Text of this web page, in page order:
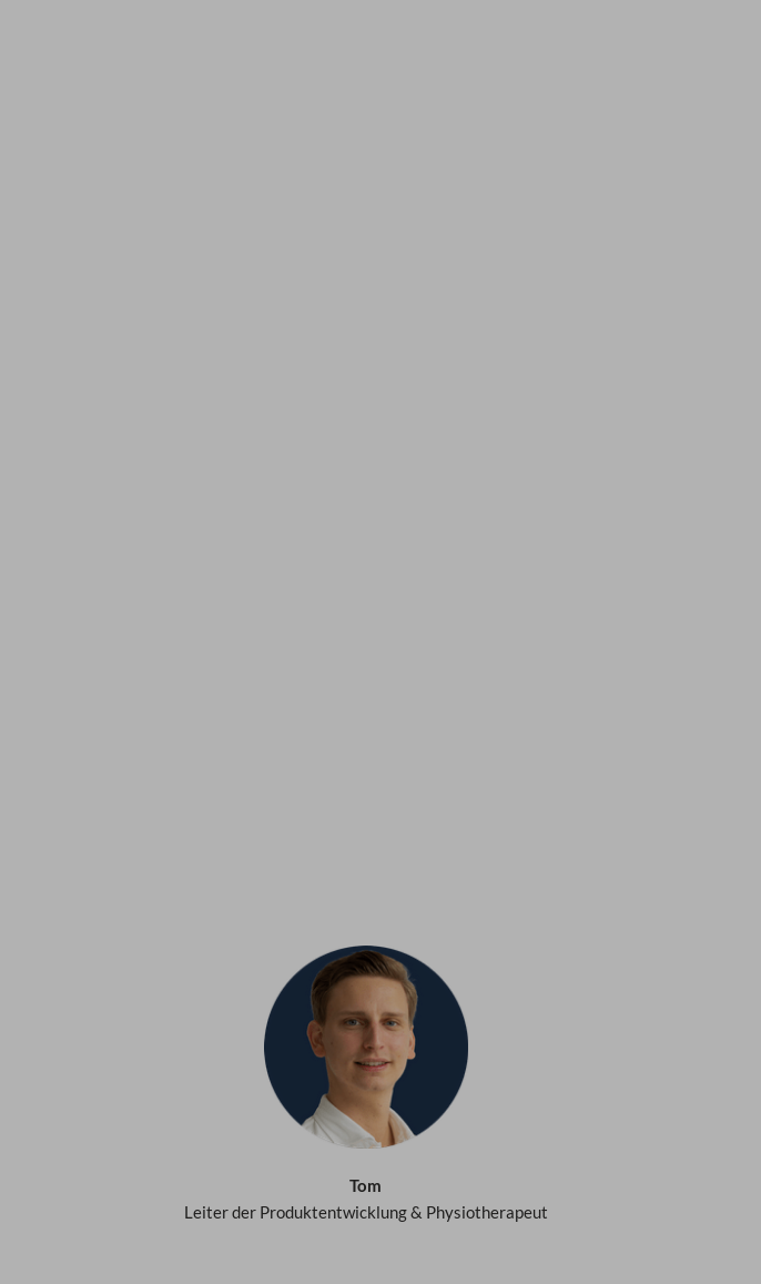
Tom
Leiter der Produktentwicklung & Physiotherapeut